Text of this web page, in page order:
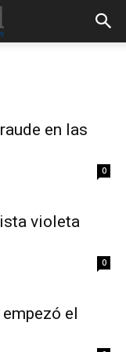
en las
0
violeta
0
el